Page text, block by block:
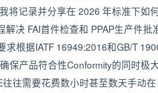
将记录并分享在 2026 年标准下如
决 FAI首件检查和 PPAP生产件批
根据IATF 16949:2016和GB/T
保产品符合性Conformity的同时极
往需要花费数小时甚至数天手动